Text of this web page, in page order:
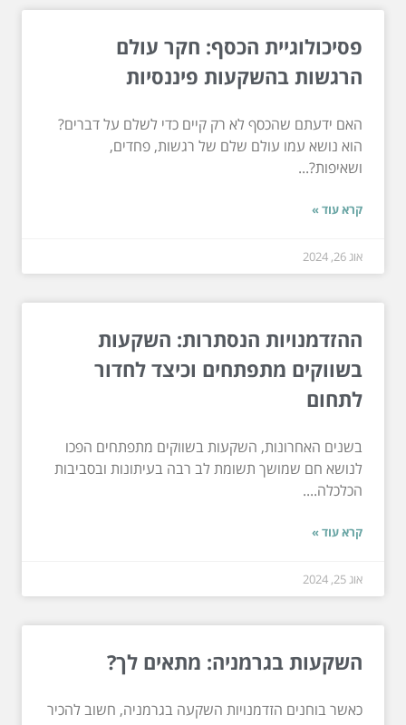
פסיכולוגיית הכסף: חקר עולם
הרגשות בהשקעות פיננסיות
האם ידעתם שהכסף לא רק קיים כדי לשלם על דברים?
הוא נושא עמו עולם שלם של רגשות, פחדים,
ושאיפות?...
קרא עוד »
אוג 26, 2024
ההזדמנויות הנסתרות: השקעות
בשווקים מתפתחים וכיצד לחדור
לתחום
בשנים האחרונות, השקעות בשווקים מתפתחים הפכו
לנושא חם שמושך תשומת לב רבה בעיתונות ובסביבות
הכלכלה....
קרא עוד »
אוג 25, 2024
השקעות בגרמניה: מתאים לך?
כאשר בוחנים הזדמנויות השקעה בגרמניה, חשוב להכיר